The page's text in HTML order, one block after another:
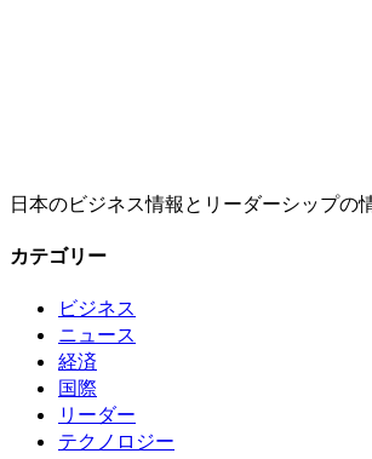
日本のビジネス情報とリーダーシップの
カテゴリー
ビジネス
ニュース
経済
国際
リーダー
テクノロジー